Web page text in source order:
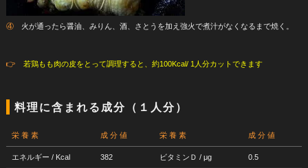
④火が通ったら醤油、みりん、酒、さとうを加え強火で煮汁がなくなるまで焼く。
👉 若鶏もも肉の皮をとって調理すると、約100Kcal/ 1人分カットできます
料理に含まれる成分（１人分）
栄 養 素 成 分 値 栄 養 素 成 分 値
エネルギー / Kcal 382 ビタミンＤ / μg 0.5